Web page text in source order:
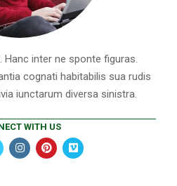
inter ne sponte figuras.
cognati habitabilis sua rudis
iunctarum diversa sinistra.
WITH US